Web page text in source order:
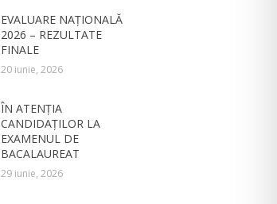
EVALUARE NAȚIONALĂ
2026 – REZULTATE
FINALE
20 iunie, 2026
ÎN ATENȚIA
CANDIDAȚILOR LA
EXAMENUL DE
BACALAUREAT
29 iunie, 2026